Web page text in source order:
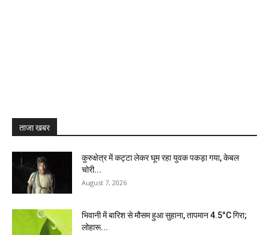
ताजा खबर
कुरुक्षेत्र में कट्टा लेकर घूम रहा युवक पकड़ा गया, केबल
चोरी...
August 7, 2026
भिवानी में बारिश से मौसम हुआ सुहाना, तापमान 4.5°C गिरा;
लोहारू...